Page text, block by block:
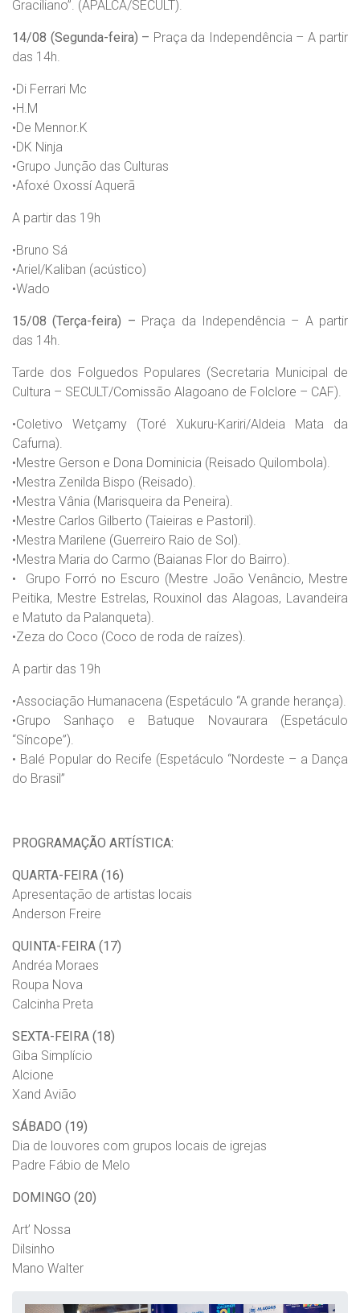
Graciliano”. (APALCA/SECULT).
14/08 (Segunda-feira) – Praça da Independência – A partir
das 14h.
•​Di Ferrari Mc
•​H.M
•​De Mennor.K
•​DK Ninja
•​Grupo Junção das Culturas
•​Afoxé Oxossí Aquerã
A partir das 19h
•​Bruno Sá
•​Ariel/Kaliban (acústico)
•​Wado
15/08 (Terça-feira) – Praça da Independência – A partir
das 14h.
Tarde dos Folguedos Populares (Secretaria Municipal de
Cultura – SECULT/Comissão Alagoano de Folclore – CAF).
•​Coletivo Wetçamy (Toré Xukuru-Kariri/Aldeia Mata da
Cafurna).
•​Mestre Gerson e Dona Dominicia (Reisado Quilombola).
•​Mestra Zenilda Bispo (Reisado).
•​Mestra Vânia (Marisqueira da Peneira).
•​Mestre Carlos Gilberto (Taieiras e Pastoril).
•​Mestra Marilene (Guerreiro Raio de Sol).
•​Mestra Maria do Carmo (Baianas Flor do Bairro).
• ​ Grupo Forró no Escuro (Mestre João Venâncio, Mestre
Peitika, Mestre Estrelas, Rouxinol das Alagoas, Lavandeira
e Matuto da Palanqueta).
•​Zeza do Coco (Coco de roda de raízes).
A partir das 19h
•​Associação Humanacena (Espetáculo “A grande herança).
•​Grupo Sanhaço e Batuque Novaurara (Espetáculo
“Síncope”).
• Balé Popular do Recife (Espetáculo “Nordeste – a Dança
do Brasil”
PROGRAMAÇÃO ARTÍSTICA:
QUARTA-FEIRA (16)
Apresentação de artistas locais
Anderson Freire
QUINTA-FEIRA (17)
Andréa Moraes
Roupa Nova
Calcinha Preta
SEXTA-FEIRA (18)
Giba Simplício
Alcione
Xand Avião
SÁBADO (19)
Dia de louvores com grupos locais de igrejas
Padre Fábio de Melo
DOMINGO (20)
Art’ Nossa
Dilsinho
Mano Walter